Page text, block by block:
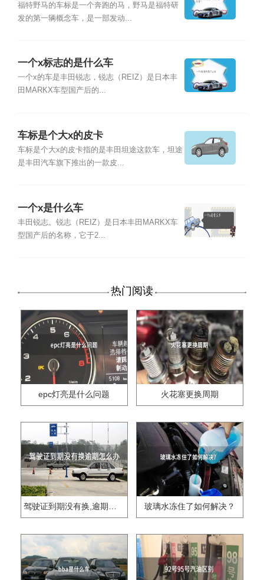
福特野马的车标是一个奔跑的马，野马是福特研
发的第一辆概念车，是一部发动...
一个x标志的是什么车
一个x的车是丰田锐志，锐志（REIZ）是日本丰
田MARKX车型国产后的...
车标是个大x的皮卡
车标是个大x的皮卡指的是丰田坦途这款车，坦途
是丰田汽车旗下推出的一款皮...
一个x是什么车
丰田锐志。锐志（REIZ）是日本丰田MARKX车
型国产后的名称，它于2...
热门阅读
epc灯亮是什么问题 火花塞更换周期
驾驶证到期没有换,逾期怎么办?? 玻璃水冻住了如何解决？